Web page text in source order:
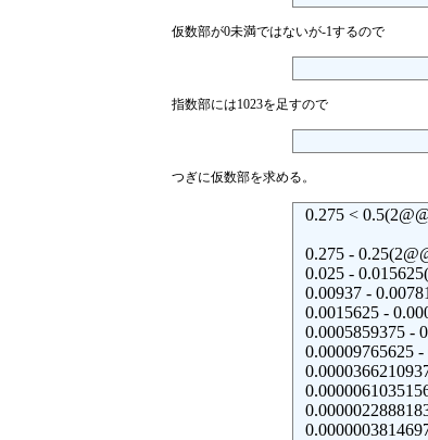
仮数部が0未満ではないが-1するので
指数部には1023を足すので
つぎに仮数部を求める。
0.275 <
0.275 -
0.025 -
0.00937 -
0.0015625 -
0.0005859375 -
0.00009765625